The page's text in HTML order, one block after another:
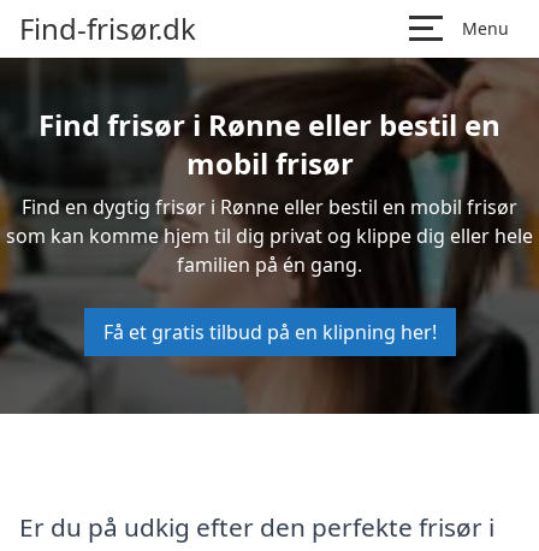
Find-frisør.dk Menu
Find frisør i Rønne eller bestil en
mobil frisør
Find en dygtig frisør i Rønne eller bestil en mobil frisør
som kan komme hjem til dig privat og klippe dig eller hele
familien på én gang.
Få et gratis tilbud på en klipning her!
Er du på udkig efter den perfekte frisør i